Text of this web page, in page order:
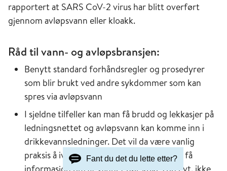
rapportert at SARS CoV-2 virus har blitt overført
gjennom avløpsvann eller kloakk.
Råd til vann- og avløpsbransjen:
Benytt standard forhåndsregler og prosedyrer
som blir brukt ved andre sykdommer som kan
spres via avløpsvann
I sjeldne tilfeller kan man få brudd og lekkasjer på
ledningsnettet og avløpsvann kan komme inn i
drikkevannsledninger. Det vil da være vanlig
praksis å iverksette kokevarsel, og folk vil få
Fant du det du lette etter?